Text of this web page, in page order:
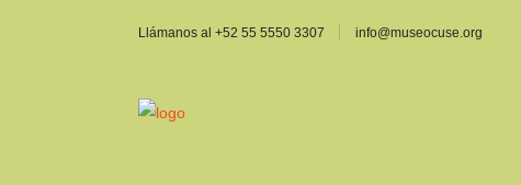
Llámanos al +52 55 5550 3307 info@museocuse.org